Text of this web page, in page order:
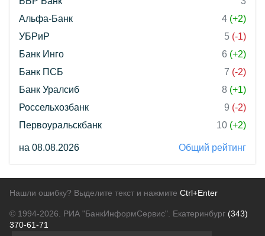
Альфа-Банк
4 (+2)
УБРиР
5 (-1)
Банк Инго
6 (+2)
Банк ПСБ
7 (-2)
Банк Уралсиб
8 (+1)
Россельхозбанк
9 (-2)
Первоуральскбанк
10 (+2)
на 08.08.2026 Общий рейтинг
Нашли ошибку? Выделите текст и нажмите Ctrl+Enter
© 1994-2026. РИА "БанкИнформСервис". Екатеринбург (343)
370-61-71